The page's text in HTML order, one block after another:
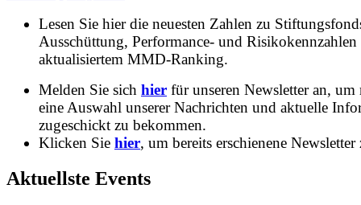
Lesen Sie hier die neuesten Zahlen zu
Ausschüttung, Performance- und
aktualisiertem MMD-Ranking.
Melden Sie sich hier für unseren Newsletter an, um
eine Auswahl unserer Nachrichten und aktuelle
zugeschickt zu bekommen.
Klicken Sie hier, um bereits erschienene Newsletter
Aktuellste Events